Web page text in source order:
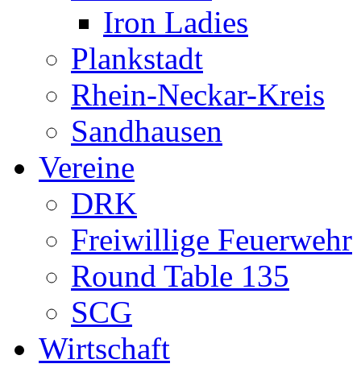
Iron Ladies
Plankstadt
Rhein-Neckar-Kreis
Sandhausen
Vereine
DRK
Freiwillige Feuerwehr
Round Table 135
SCG
Wirtschaft